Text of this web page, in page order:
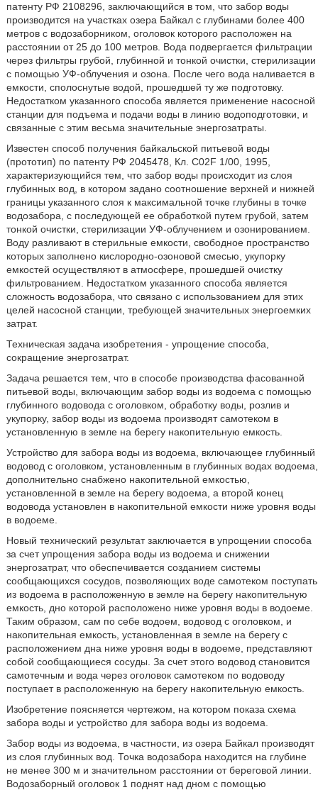
патенту РФ 2108296, заключающийся в том, что забор воды
производится на участках озера Байкал с глубинами более 400
метров с водозаборником, оголовок которого расположен на
расстоянии от 25 до 100 метров. Вода подвергается фильтрации
через фильтры грубой, глубинной и тонкой очистки, стерилизации
с помощью УФ-облучения и озона. После чего вода наливается в
емкости, сполоснутые водой, прошедшей ту же подготовку.
Недостатком указанного способа является применение насосной
станции для подъема и подачи воды в линию водоподготовки, и
связанные с этим весьма значительные энергозатраты.
Известен способ получения байкальской питьевой воды
(прототип) по патенту РФ 2045478, Кл. С02F 1/00, 1995,
характеризующийся тем, что забор воды происходит из слоя
глубинных вод, в котором задано соотношение верхней и нижней
границы указанного слоя к максимальной точке глубины в точке
водозабора, с последующей ее обработкой путем грубой, затем
тонкой очистки, стерилизации УФ-облучением и озонированием.
Воду разливают в стерильные емкости, свободное пространство
которых заполнено кислородно-озоновой смесью, укупорку
емкостей осуществляют в атмосфере, прошедшей очистку
фильтрованием. Недостатком указанного способа является
сложность водозабора, что связано с использованием для этих
целей насосной станции, требующей значительных энергоемких
затрат.
Техническая задача изобретения - упрощение способа,
сокращение энергозатрат.
Задача решается тем, что в способе производства фасованной
питьевой воды, включающим забор воды из водоема с помощью
глубинного водовода с оголовком, обработку воды, розлив и
укупорку, забор воды из водоема производят самотеком в
установленную в земле на берегу накопительную емкость.
Устройство для забора воды из водоема, включающее глубинный
водовод с оголовком, установленным в глубинных водах водоема,
дополнительно снабжено накопительной емкостью,
установленной в земле на берегу водоема, а второй конец
водовода установлен в накопительной емкости ниже уровня воды
в водоеме.
Новый технический результат заключается в упрощении способа
за счет упрощения забора воды из водоема и снижении
энергозатрат, что обеспечивается созданием системы
сообщающихся сосудов, позволяющих воде самотеком поступать
из водоема в расположенную в земле на берегу накопительную
емкость, дно которой расположено ниже уровня воды в водоеме.
Таким образом, сам по себе водоем, водовод с оголовком, и
накопительная емкость, установленная в земле на берегу с
расположением дна ниже уровня воды в водоеме, представляют
собой сообщающиеся сосуды. За счет этого водовод становится
самотечным и вода через оголовок самотеком по водоводу
поступает в расположенную на берегу накопительную емкость.
Изобретение поясняется чертежом, на котором показа схема
забора воды и устройство для забора воды из водоема.
Забор воды из водоема, в частности, из озера Байкал производят
из слоя глубинных вод. Точка водозабора находится на глубине
не менее 300 м и значительном расстоянии от береговой линии.
Водозаборный оголовок 1 поднят над дном с помощью